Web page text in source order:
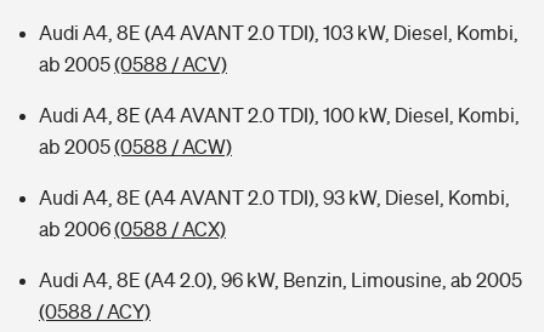
Audi A4, 8E (A4 AVANT 2.0 TDI), 103 kW, Diesel, Kombi,
ab 2005(0588 / ACV)
Audi A4, 8E (A4 AVANT 2.0 TDI), 100 kW, Diesel, Kombi,
ab 2005(0588 / ACW)
Audi A4, 8E (A4 AVANT 2.0 TDI), 93 kW, Diesel, Kombi,
ab 2006(0588 / ACX)
Audi A4, 8E (A4 2.0), 96 kW, Benzin, Limousine, ab 2005
(0588 / ACY)